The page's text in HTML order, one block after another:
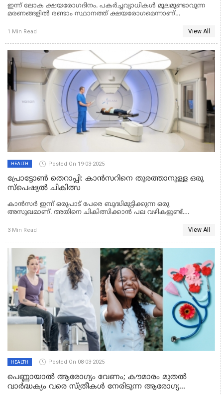
ഇന്ന് ലോക ക്ഷയരോഗദിനം. പകര്‍ച്ചവ്യാധികള്‍ മൂലമുണ്ടാവുന്ന
മരണങ്ങളില്‍ രണ്ടാം സ്ഥാനത്ത് ക്ഷയരോഗമെന്നാണ്
അവബോധം നല്‍കാനാണ് ക്ഷയരോഗ ദിനം ആചരിക്കുന്നത്.
1 Min Read View All
HEALTH Posted On 19-03-2025
പ്രോട്ടോൺ തെറാപ്പി: കാൻസറിനെ തുരത്താനുള്ള ഒരു
സ്പെഷ്യൽ ചികിത്സ
കാൻസർ ഇന്ന് ഒരുപാട് പേരെ ബുദ്ധിമുട്ടിക്കുന്ന ഒരു
അസുഖമാണ്. അതിനെ ചികിത്സിക്കാൻ പല വഴികളുണ്ട്.
സ്പെഷ്യൽ ആയിട്ടുള്ള ഒരു ചികിത്സയാണ്. എന്താണ് ഇതിന്റെ
3 Min Read View All
HEALTH Posted On 08-03-2025
പെണ്ണായാൽ ആരോഗ്യം വേണം; കൗമാരം മുതൽ
വാർദ്ധക്യം വരെ സ്ത്രീകൾ നേരിടുന്ന ആരോഗ്യ